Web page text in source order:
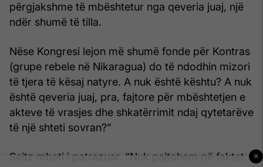
përgjakshme të mbështe­tur nga qeveria juaj, një
ndër shumë të tilla.
Nëse Kongresi lejon më shumë fonde për Kontras
(grupe rebele në Nikaragua) do të ndodhin mizori
të tjera të kësaj natyre. A nuk është kështu? A nuk
është qeveria juaj, pra, faj­tore për mbështetjen e
akteve të vrasjes dhe shkatërrimit ndaj qytetarëve
të një shteti sovran?”
Seitz mbeti i patrazuar. “Nuk pajtohem që faktet,
×